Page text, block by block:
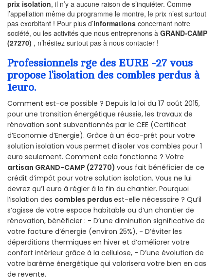
prix isolation, il n’y a aucune raison de s’inquiéter. Comme
l’appellation même du programme le montre, le prix n’est surtout
pas exorbitant ! Pour plus d’informations concernant notre
société, ou les activités que nous entreprenons à GRAND-CAMP
(27270) , n’hésitez surtout pas à nous contacter !
Professionnels rge des EURE -27 vous
propose l’isolation des combles perdus à
1euro.
Comment est-ce possible ? Depuis la loi du 17 août 2015,
pour une transition énergétique réussie, les travaux de
rénovation sont subventionnés par le CEE (Certificat
d’Economie d’Energie). Grâce à un éco-prêt pour votre
solution isolation vous permet d’isoler vos combles pour 1
euro seulement. Comment cela fonctionne ? Votre
artisan GRAND-CAMP (27270) vous fait bénéficier de ce
crédit d’impôt pour votre solution isolation. Vous ne lui
devrez qu’1 euro à régler à la fin du chantier. Pourquoi
l’isolation des combles perdus est-elle nécessaire ? Qu’il
s’agisse de votre espace habitable ou d’un chantier de
rénovation, bénéficier : - D’une diminution significative de
votre facture d’énergie (environ 25%), - D’éviter les
déperditions thermiques en hiver et d’améliorer votre
confort intérieur grâce à la cellulose, - D’une évolution de
votre barème énergétique qui valorisera votre bien en cas
de revente.